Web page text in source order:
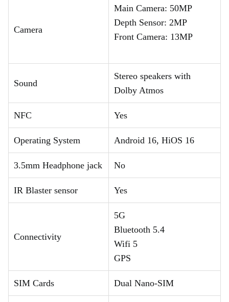
Camera
Main Camera: 50MP
Depth Sensor: 2MP
Front Camera: 13MP
Sound
Stereo speakers with
Dolby Atmos
NFC Yes
Operating System Android 16, HiOS 16
3.5mm Headphone jack No
IR Blaster sensor Yes
Connectivity
5G
Bluetooth 5.4
Wifi 5
GPS
SIM Cards Dual Nano-SIM